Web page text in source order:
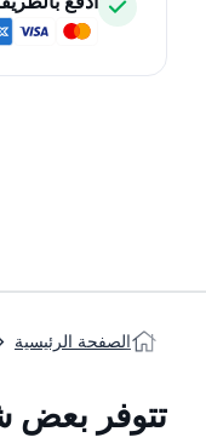
الصفحة الرئيسية
تتوفر بعض